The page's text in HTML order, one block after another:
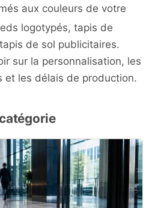
aux couleurs de votre
logotypés, tapis de
de sol publicitaires.
sur la personnalisation, les
et les délais de production.